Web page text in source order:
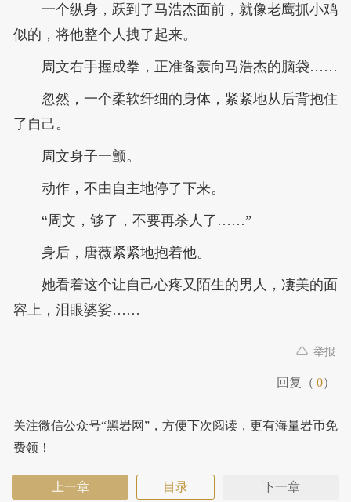
一个纵身，跃到了马浩杰面前，就像老鹰抓小鸡
似的，将他整个人拽了起来。
周文右手握成拳，正准备轰向马浩杰的脑袋……
忽然，一个柔软纤细的身体，紧紧地从后背抱住
了自己。
周文身子一颤。
动作，不由自主地停了下来。
“周文，够了，不要再杀人了……”
身后，唐薇紧紧地抱着他。
她看着这个让自己心疼又陌生的男人，凄美的面
容上，泪眼婆娑……
举报
回复（ 0）
关注微信公众号“黑岩网”，方便下次阅读，更有海量岩币免
费领！
上一章 目录 下一章